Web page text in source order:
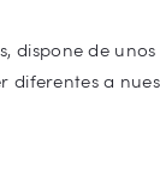
dispone de
a